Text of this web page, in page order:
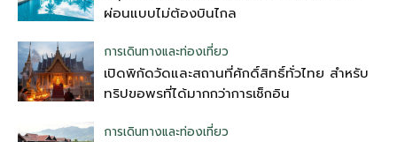
ผ่อนแบบไม่ต้องบินไกล
การเดินทางและท่องเที่ยว
เปิดพิกัดวัดและสถานที่ศักดิ์สิทธิ์ทั่วไทย สำหรับ
ทริปขอพรที่ได้มากกว่าการเช็กอิน
การเดินทางและท่องเที่ยว